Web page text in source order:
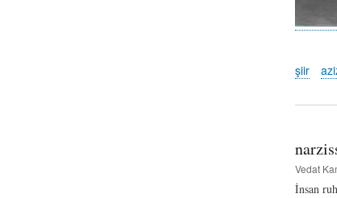
şiir
Vedat
İnsan